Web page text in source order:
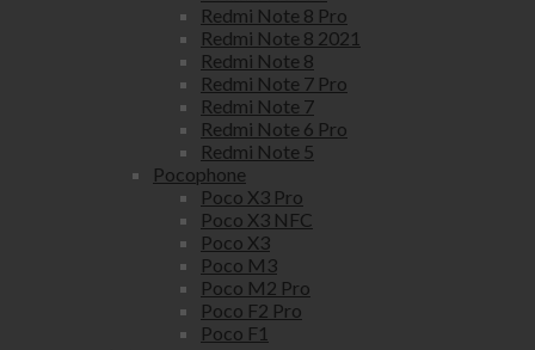
Redmi Note 8 Pro
Redmi Note 8 2021
Redmi Note 8
Redmi Note 7 Pro
Redmi Note 7
Redmi Note 6 Pro
Redmi Note 5
Pocophone
Poco X3 Pro
Poco X3 NFC
Poco X3
Poco M3
Poco M2 Pro
Poco F2 Pro
Poco F1